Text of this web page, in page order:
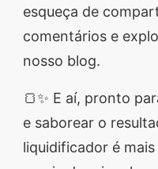
esqueça de
comentários e
nosso blog.
🍞✨ E aí, pronto
e saborear o
liquidificador é